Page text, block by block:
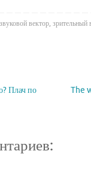
звуковой вектор, зрительный
Плач по
The